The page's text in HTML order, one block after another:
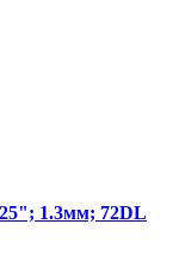
1.3мм; 72DL